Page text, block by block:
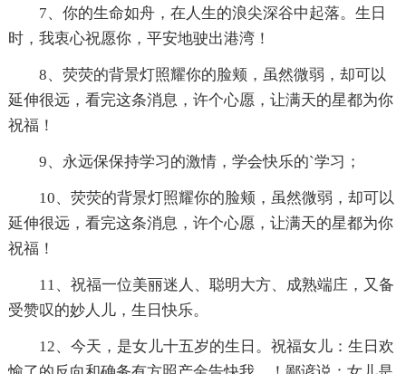
7、你的生命如舟，在人生的浪尖深谷中起落。生日
时，我衷心祝愿你，平安地驶出港湾！
8、荧荧的背景灯照耀你的脸颊，虽然微弱，却可以
延伸很远，看完这条消息，许个心愿，让满天的星都为你
祝福！
9、永远保保持学习的激情，学会快乐的`学习；
10、荧荧的背景灯照耀你的脸颊，虽然微弱，却可以
延伸很远，看完这条消息，许个心愿，让满天的星都为你
祝福！
11、祝福一位美丽迷人、聪明大方、成熟端庄，又备
受赞叹的妙人儿，生日快乐。
12、今天，是女儿十五岁的生日。祝福女儿：生日欢